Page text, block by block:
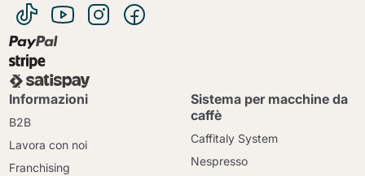
Informazioni
B2B
Lavora con noi
Franchising
Sistema per macchine da
caffè
Caffitaly System
Nespresso